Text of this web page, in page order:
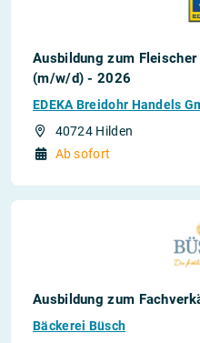
Ausbildung zum
(m/w/d) - 2026
EDEKA Breidohr Handels
40724 Hilden
Ab sofort
Ausbildung zum
Bäckerei Büsch